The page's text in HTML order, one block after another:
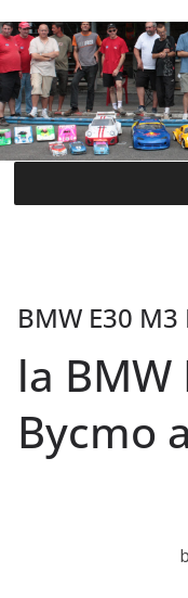
BMW E30
la BMW
Bycmo